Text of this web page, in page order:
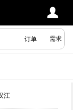
需求
订单
江